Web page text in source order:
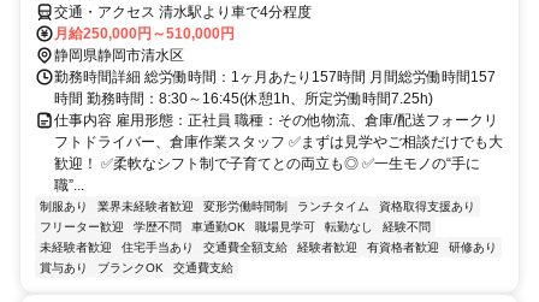
交通・アクセス 清水駅より車で4分程度
月給250,000円～510,000円
静岡県静岡市清水区
勤務時間詳細 総労働時間：1ヶ月あたり157時間 月間総労働時間157
時間 勤務時間：8:30～16:45(休憩1h、所定労働時間7.25h)
仕事内容 雇用形態：正社員 職種：その他物流、倉庫/配送フォークリ
フトドライバー、倉庫作業スタッフ ✅まずは見学やご相談だけでも大
歓迎！ ✅柔軟なシフト制で子育てとの両立も◎ ✅一生モノの“手に
職”...
制服あり 業界未経験者歓迎 変形労働時間制 ランチタイム
資格取得支援あり
フリーター歓迎
学歴不問 車通勤OK 職場見学可 転勤なし
経験不問
未経験者歓迎
住宅手当あり 交通費全額支給 経験者歓迎 有資格者歓迎
研修あり
賞与あり
ブランクOK 交通費支給